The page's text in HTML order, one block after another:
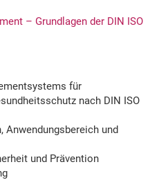
– Grundlagen der DIN ISO
für
nach DIN ISO
Anwendungsbereich und
und Prävention